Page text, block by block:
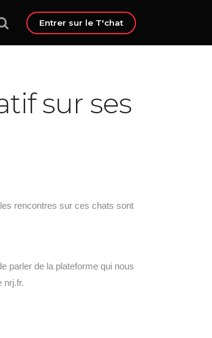
Entrer sur le T'chat
sur ses
rencontres sur ces chats sont
parler de la plateforme qui nous
nrj.fr.